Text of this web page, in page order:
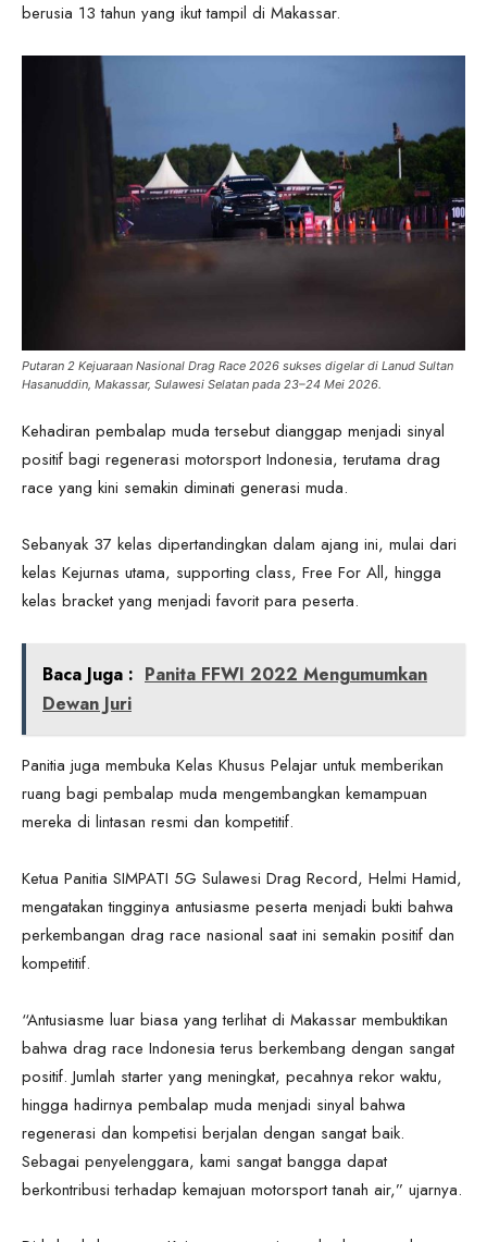
berusia 13 tahun yang ikut tampil di Makassar.
Putaran 2 Kejuaraan Nasional Drag Race 2026 sukses digelar di Lanud Sultan
Hasanuddin, Makassar, Sulawesi Selatan pada 23–24 Mei 2026.
Kehadiran pembalap muda tersebut dianggap menjadi sinyal
positif bagi regenerasi motorsport Indonesia, terutama drag
race yang kini semakin diminati generasi muda.
Sebanyak 37 kelas dipertandingkan dalam ajang ini, mulai dari
kelas Kejurnas utama, supporting class, Free For All, hingga
kelas bracket yang menjadi favorit para peserta.
Baca Juga : Panita FFWI 2022 Mengumumkan
Dewan Juri
Panitia juga membuka Kelas Khusus Pelajar untuk memberikan
ruang bagi pembalap muda mengembangkan kemampuan
mereka di lintasan resmi dan kompetitif.
Ketua Panitia SIMPATI 5G Sulawesi Drag Record, Helmi Hamid,
mengatakan tingginya antusiasme peserta menjadi bukti bahwa
perkembangan drag race nasional saat ini semakin positif dan
kompetitif.
“Antusiasme luar biasa yang terlihat di Makassar membuktikan
bahwa drag race Indonesia terus berkembang dengan sangat
positif. Jumlah starter yang meningkat, pecahnya rekor waktu,
hingga hadirnya pembalap muda menjadi sinyal bahwa
regenerasi dan kompetisi berjalan dengan sangat baik.
Sebagai penyelenggara, kami sangat bangga dapat
berkontribusi terhadap kemajuan motorsport tanah air,” ujarnya.